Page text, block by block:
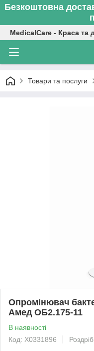
Безкоштовна
MedicalCare - Краса
Товари та послуги
Опромінювач
Амед ОБ2.175-11
В наявності
Код: Х0331896
Роздріб